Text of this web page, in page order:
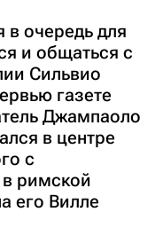
очередь для
и общаться с
Сильвио
газете
Джампаоло
в центре
с
римской
его Вилле